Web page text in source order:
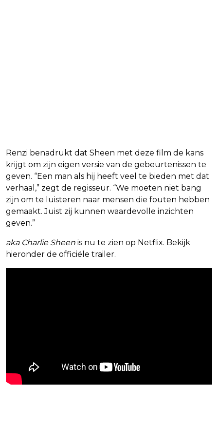
Renzi benadrukt dat Sheen met deze film de kans
krijgt om zijn eigen versie van de gebeurtenissen te
geven. “Een man als hij heeft veel te bieden met dat
verhaal,” zegt de regisseur. “We moeten niet bang
zijn om te luisteren naar mensen die fouten hebben
gemaakt. Juist zij kunnen waardevolle inzichten
geven.”
aka Charlie Sheen is nu te zien op Netflix. Bekijk
hieronder de officiële trailer.